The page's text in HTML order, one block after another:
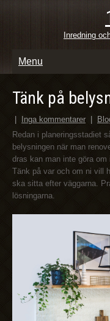
Inredning
Menu
Tänk på
Inga kommentarer
Redan i planeringsstadiet
belysningen när man
dras kan man inte göra
Tänk på var och om ni vill
ska sitta efter väggarna.
lösningarna.